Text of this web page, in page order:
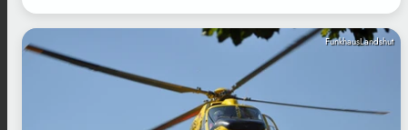
FunkhausLandshut